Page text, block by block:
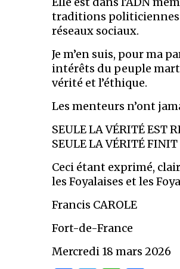
traditions politiciennes
réseaux sociaux.
Je m’en suis, pour ma
intérêts du peuple
vérité et l’éthique.
Les menteurs n’ont
SEULE LA VÉRITÉ EST
SEULE LA VÉRITÉ
Ceci étant exprimé,
les Foyalaises et les
Francis CAROLE
Fort-de-France
Mercredi 18 mars 2026